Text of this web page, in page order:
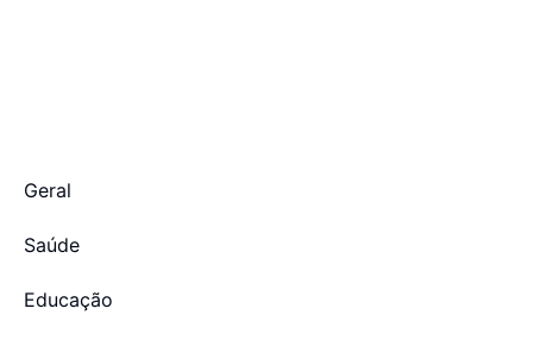
Geral
Saúde
Educação